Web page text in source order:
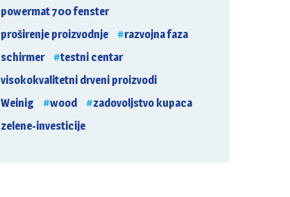
powermat 700 fenster
proširenje proizvodnje
razvojna faza
schirmer
testni centar
visokokvalitetni drveni proizvodi
Weinig
wood
zadovoljstvo kupaca
zelene-investicije